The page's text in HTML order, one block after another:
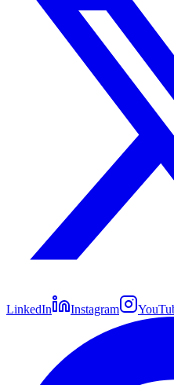
LinkedIn Instagram